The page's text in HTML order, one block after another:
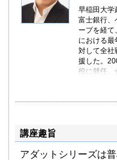
早稲田大
富士銀行、
ープを経て
における最
対して全社
援した。
役に就任。
講座趣旨
アダットシリーズは